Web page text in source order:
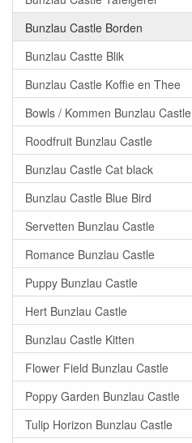
Bunzlau Castle Borden
Bunzlau Castte Blik
Bunzlau Castle Koffie en Thee
Bowls / Kommen Bunzlau Castle
Roodfruit Bunzlau Castle
Bunzlau Castle Cat black
Bunzlau Castle Blue Bird
Servetten Bunzlau Castle
Romance Bunzlau Castle
Puppy Bunzlau Castle
Hert Bunzlau Castle
Bunzlau Castle Kitten
Flower Field Bunzlau Castle
Poppy Garden Bunzlau Castle
Tulip Horizon Bunzlau Castle